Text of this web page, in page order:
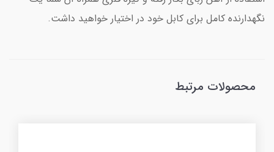
نگهدارنده کامل برای کابل خود در اختیار خواهید داشت.
محصولات مرتبط